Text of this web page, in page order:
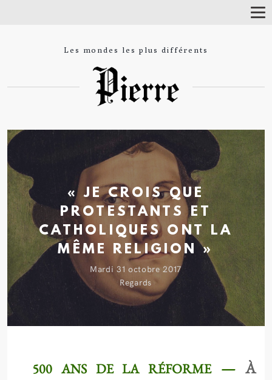
T
Les mondes les plus différents
« JE CROIS QUE
PROTESTANTS ET
CATHOLIQUES ONT LA
MÊME RELIGION »
mardi 31 octobre 2017
Regards
500 ANS DE LA RÉFORME— À